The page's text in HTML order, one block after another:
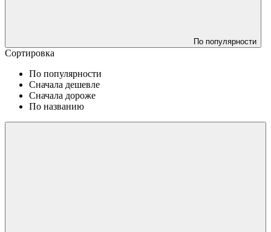
По популярности
Сортировка
По популярности
Сначала дешевле
Сначала дороже
По названию